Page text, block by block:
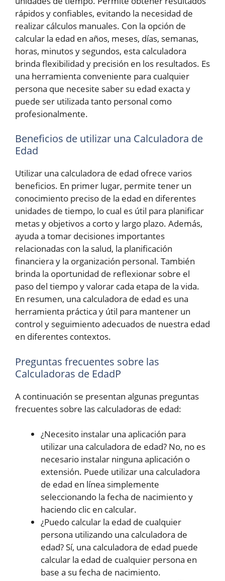
rápidos y confiables, evitando la necesidad de
realizar cálculos manuales. Con la opción de
calcular la edad en años, meses, días, semanas,
horas, minutos y segundos, esta calculadora
brinda flexibilidad y precisión en los resultados. Es
una herramienta conveniente para cualquier
persona que necesite saber su edad exacta y
puede ser utilizada tanto personal como
profesionalmente.
Beneficios de utilizar una Calculadora de
Edad
Utilizar una calculadora de edad ofrece varios
beneficios. En primer lugar, permite tener un
conocimiento preciso de la edad en diferentes
unidades de tiempo, lo cual es útil para planificar
metas y objetivos a corto y largo plazo. Además,
ayuda a tomar decisiones importantes
relacionadas con la salud, la planificación
financiera y la organización personal. También
brinda la oportunidad de reflexionar sobre el
paso del tiempo y valorar cada etapa de la vida.
En resumen, una calculadora de edad es una
herramienta práctica y útil para mantener un
control y seguimiento adecuados de nuestra edad
en diferentes contextos.
Preguntas frecuentes sobre las
Calculadoras de EdadP
A continuación se presentan algunas preguntas
frecuentes sobre las calculadoras de edad:
¿Necesito instalar una aplicación para
utilizar una calculadora de edad? No, no es
necesario instalar ninguna aplicación o
extensión. Puede utilizar una calculadora
de edad en línea simplemente
seleccionando la fecha de nacimiento y
haciendo clic en calcular.
¿Puedo calcular la edad de cualquier
persona utilizando una calculadora de
edad? Sí, una calculadora de edad puede
calcular la edad de cualquier persona en
base a su fecha de nacimiento.